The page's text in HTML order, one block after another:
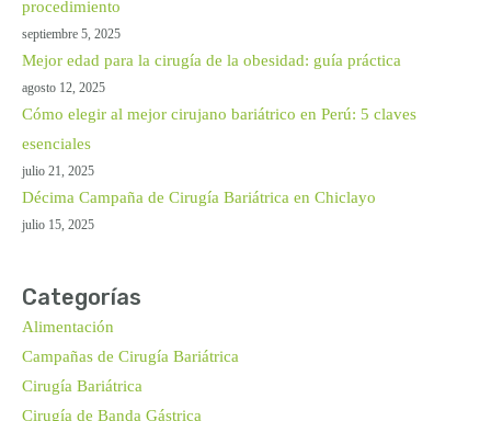
procedimiento
septiembre 5, 2025
Mejor edad para la cirugía de la obesidad: guía práctica
agosto 12, 2025
Cómo elegir al mejor cirujano bariátrico en Perú: 5 claves
esenciales
julio 21, 2025
Décima Campaña de Cirugía Bariátrica en Chiclayo
julio 15, 2025
Categorías
Alimentación
Campañas de Cirugía Bariátrica
Cirugía Bariátrica
Cirugía de Banda Gástrica